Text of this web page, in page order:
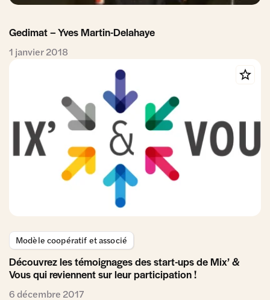
Gedimat – Yves Martin-Delahaye
1 janvier 2018
Modèle coopératif et associé
Découvrez les témoignages des start-ups de Mix’ &
Vous qui reviennent sur leur participation !
6 décembre 2017